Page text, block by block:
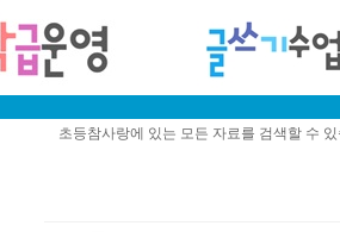
초등참사랑에 있는 모든 자료를 검색할 수